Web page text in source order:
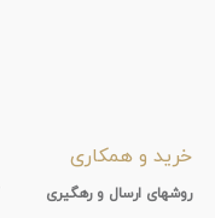
خرید و همکاری
روشهای ارسال و رهگیری